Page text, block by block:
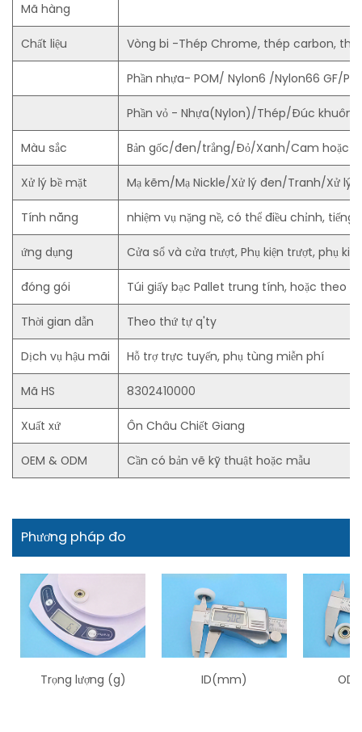
Mã hàng
Chất liệu Vòng bi -Thép Chrome, thép carbon,
Phần nhựa- POM/ Nylon6 /Nylon66 GF/
Phần vỏ - Nhựa(Nylon)/Thép/Đúc khuôn
Màu sắc Bản gốc/đen/trắng/Đỏ/Xanh/Cam hoặc
Xử lý bề mặt Mạ kẽm/Mạ Nickle/Xử lý đen/Tranh/Xử lý
Tính năng nhiệm vụ nặng nề, có thể điều chỉnh,
ứng dụng Cửa sổ và cửa trượt, Phụ kiện trượt, phụ
đóng gói Túi giấy bạc Pallet trung tính, hoặc theo
Thời gian dẫn Theo thứ tự q'ty
Dịch vụ hậu mãi Hỗ trợ trực tuyến, phụ tùng miễn phí
Mã HS 8302410000
Xuất xứ Ôn Châu Chiết Giang
OEM & ODM Cần có bản vẽ kỹ thuật hoặc mẫu
Phương pháp đo
Trọng lượng (g) ID(mm) OD